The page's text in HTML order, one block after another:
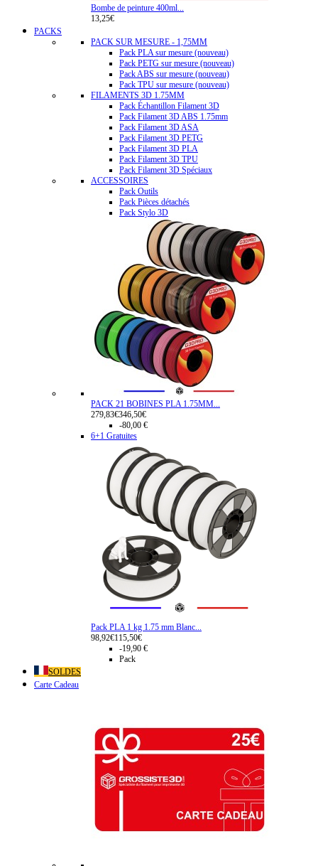
Bombe de peinture 400ml...
13,25€
PACKS
PACK SUR MESURE - 1,75MM
Pack PLA sur mesure (nouveau)
Pack PETG sur mesure (nouveau)
Pack ABS sur mesure (nouveau)
Pack TPU sur mesure (nouveau)
FILAMENTS 3D 1.75MM
Pack Échantillon Filament 3D
Pack Filament 3D ABS 1.75mm
Pack Filament 3D ASA
Pack Filament 3D PETG
Pack Filament 3D PLA
Pack Filament 3D TPU
Pack Filament 3D Spéciaux
ACCESSOIRES
Pack Outils
Pack Pièces détachés
Pack Stylo 3D
PACK 21 BOBINES PLA 1.75MM...
279,83€346,50€
-80,00 €
6+1 Gratuites
Pack PLA 1 kg 1.75 mm Blanc...
98,92€115,50€
-19,90 €
Pack
SOLDES
Carte Cadeau